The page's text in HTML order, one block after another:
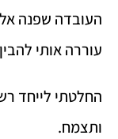
העובדה שפנה
עוררה אותי
החלטתי לייחד
ותצמח.